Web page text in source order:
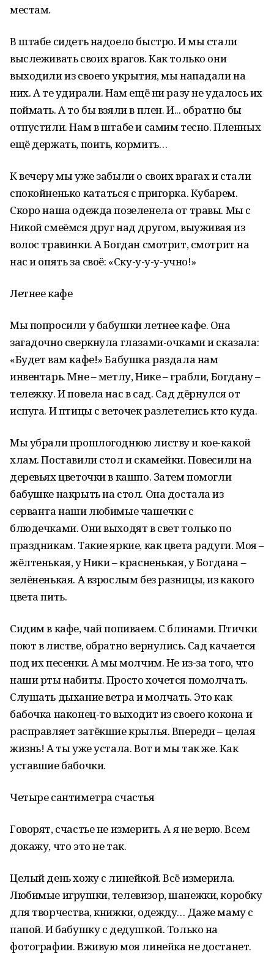
местам.
В штабе сидеть надоело быстро. И мы стали
выслеживать своих врагов. Как только они
выходили из своего укрытия, мы нападали на
них. А те удирали. Нам ещё ни разу не удалось их
поймать. А то бы взяли в плен. И... обратно бы
отпустили. Нам в штабе и самим тесно. Пленных
ещё держать, поить, кормить…
К вечеру мы уже забыли о своих врагах и стали
спокойненько кататься с пригорка. Кубарем.
Скоро наша одежда позеленела от травы. Мы с
Никой смеёмся друг над другом, выуживая из
волос травинки. А Богдан смотрит, смотрит на
нас и опять за своё: «Ску-у-у-у-учно!»
Летнее кафе
Мы попросили у бабушки летнее кафе. Она
загадочно сверкнула глазами-очками и сказала:
«Будет вам кафе!» Бабушка раздала нам
инвентарь. Мне – метлу, Нике – грабли, Богдану –
тележку. И повела нас в сад. Сад дёрнулся от
испуга. И птицы с веточек разлетелись кто куда.
Мы убрали прошлогоднюю листву и кое-какой
хлам. Поставили стол и скамейки. Повесили на
деревьях цветочки в кашпо. Затем помогли
бабушке накрыть на стол. Она достала из
серванта наши любимые чашечки с
блюдечками. Они выходят в свет только по
праздникам. Такие яркие, как цвета радуги. Моя –
жёлтенькая, у Ники – красненькая, у Богдана –
зелёненькая. А взрослым без разницы, из какого
цвета пить.
Сидим в кафе, чай попиваем. С блинами. Птички
поют в листве, обратно вернулись. Сад качается
под их песенки. А мы молчим. Не из-за того, что
наши рты набиты. Просто хочется помолчать.
Слушать дыхание ветра и молчать. Это как
бабочка наконец-то выходит из своего кокона и
расправляет затёкшие крылья. Впереди – целая
жизнь! А ты уже устала. Вот и мы так же. Как
уставшие бабочки.
Четыре сантиметра счастья
Говорят, счастье не измерить. А я не верю. Всем
докажу, что это не так.
Целый день хожу с линейкой. Всё измерила.
Любимые игрушки, телевизор, шанежки, коробку
для творчества, книжки, одежду… Даже маму с
папой. И бабушку с дедушкой. Только на
фотографии. Вживую моя линейка не достанет.